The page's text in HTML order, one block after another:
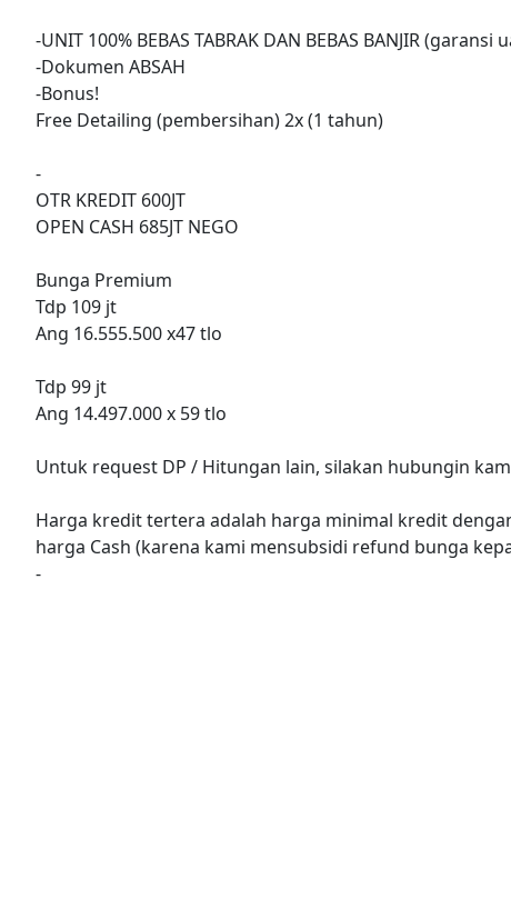
-UNIT 100% BEBAS TABRAK DAN BEBAS BANJIR (garansi
-Dokumen ABSAH
-Bonus!
Free Detailing (pembersihan) 2x (1 tahun)
-
OTR KREDIT 600JT
OPEN CASH 685JT NEGO
Bunga Premium
Tdp 109 jt
Ang 16.555.500 x47 tlo
Tdp 99 jt
Ang 14.497.000 x 59 tlo
Untuk request DP / Hitungan lain, silakan hubungin
Harga kredit tertera adalah harga minimal kredit
harga Cash (karena kami mensubsidi refund bunga
-